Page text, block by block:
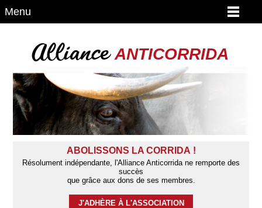
Menu
AllianceANTICORRIDA
ABOLISSONS LA CORRIDA !
Résolument indépendante, l'Alliance Anticorrida ne remporte des
succès
que grâce aux dons de ses membres.
J'ADHÈRE À L'ASSOCIATION